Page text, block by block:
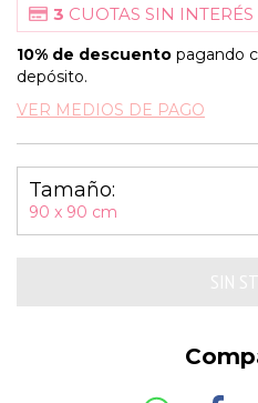
3 CUOTAS SIN
10% de descuento pagando
depósito.
VER MEDIOS DE PAGO
Tamaño:
90 x 90 cm